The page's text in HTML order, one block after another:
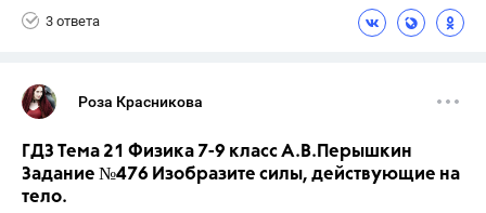
3 ответа
Роза Красникова
ГДЗ Тема 21 Физика 7-9 класс А.В.Перышкин
Задание №476 Изобразите силы, действующие на
тело.